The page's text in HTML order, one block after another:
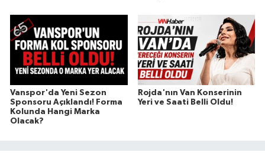
Vanspor'da Yeni Sezon
Sponsoru Açıklandı! Forma
Kolunda Hangi Marka
Olacak?
Rojda'nın Van Konserinin
Yeri ve Saati Belli Oldu!